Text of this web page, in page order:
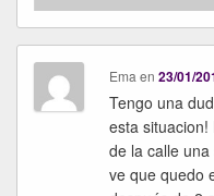
Ema en23/01/
Tengo una
esta
de la calle
ve que quedo